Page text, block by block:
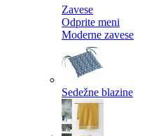
Zavese
Odprite meni
Moderne zavese
Sedežne blazine